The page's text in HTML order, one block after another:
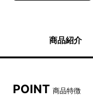
商品紹介
POINT商品特徴